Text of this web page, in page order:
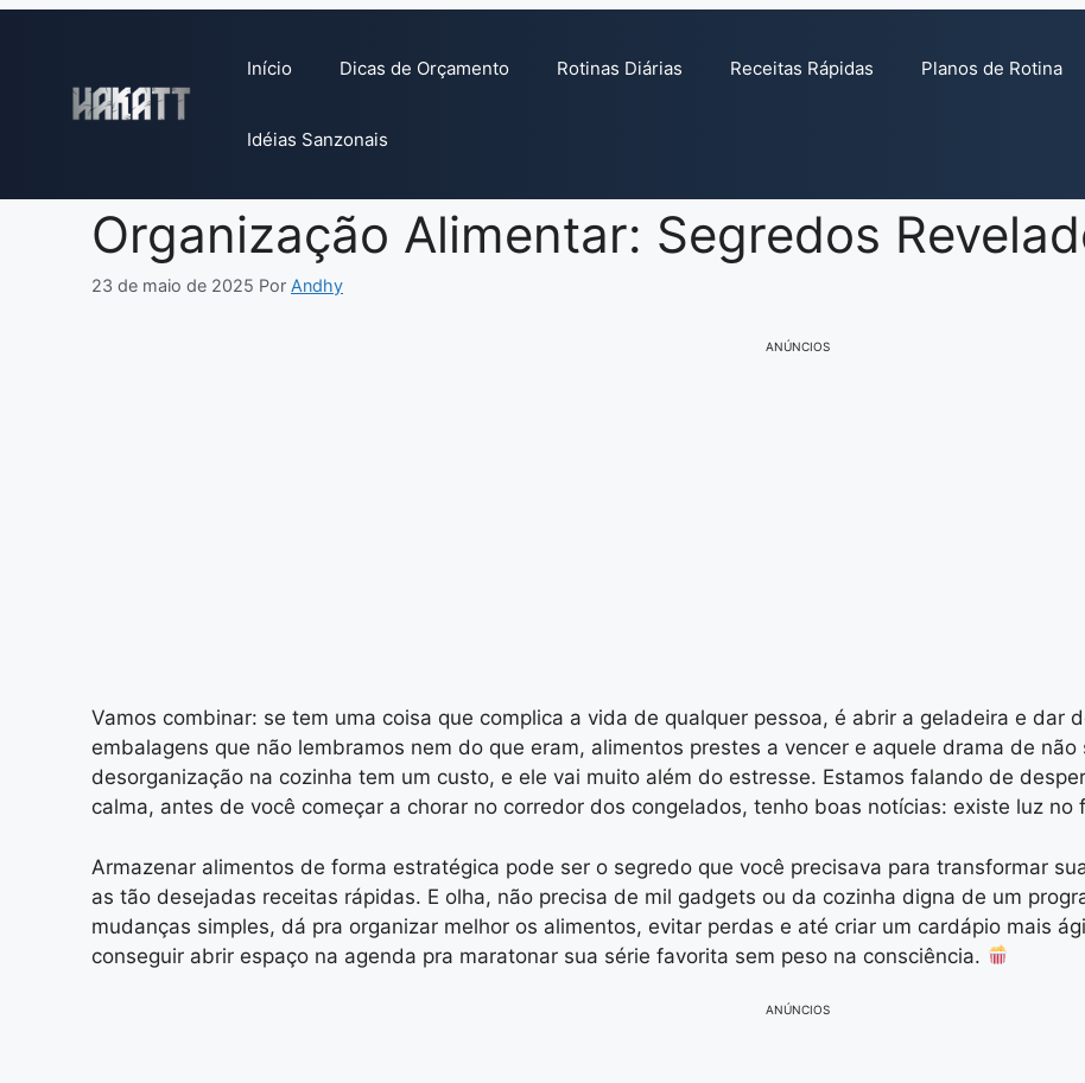
conteúdo
Início Dicas de Orçamento Rotinas Diárias Receitas Rápidas Planos de Rotina
Idéias Sanzonais
Organização Alimentar: Segredos
23 de maio de 2025 Por Andhy
ANÚNCIOS
Vamos combinar: se tem uma coisa que complica a vida de qualquer pessoa, é abrir a geladeira e dar
embalagens que não lembramos nem do que eram, alimentos prestes a vencer e aquele drama de
desorganização na cozinha tem um custo, e ele vai muito além do estresse. Estamos falando de
calma, antes de você começar a chorar no corredor dos congelados, tenho boas notícias: existe luz
Armazenar alimentos de forma estratégica pode ser o segredo que você precisava para transformar
as tão desejadas receitas rápidas. E olha, não precisa de mil gadgets ou da cozinha digna de um
mudanças simples, dá pra organizar melhor os alimentos, evitar perdas e até criar um cardápio mais
conseguir abrir espaço na agenda pra maratonar sua série favorita sem peso na consciência.
ANÚNCIOS